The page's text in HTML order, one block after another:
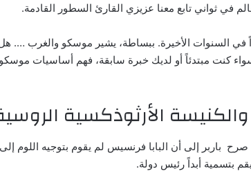
في ثواني تابع معنا عزيزي القارئ السطور القادمة.
في السنوات الأخيرة. ببساطة، يشير موسكو والغرب ….
كنت مبتدئاً أو لديك خبرة سابقة، فهم أساسيات
الأرثوذكسية
صرح باربر إلى أن البابا فرنسيس لم يقوم بتوجيه اللوم
بتسمية أبداً رئيس دولة.